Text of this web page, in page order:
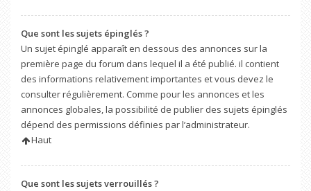
Que sont les sujets épinglés ?
Un sujet épinglé apparaît en dessous des annonces sur la
première page du forum dans lequel il a été publié. il contient
des informations relativement importantes et vous devez le
consulter régulièrement. Comme pour les annonces et les
annonces globales, la possibilité de publier des sujets épinglés
dépend des permissions définies par l’administrateur.
Haut
Que sont les sujets verrouillés ?